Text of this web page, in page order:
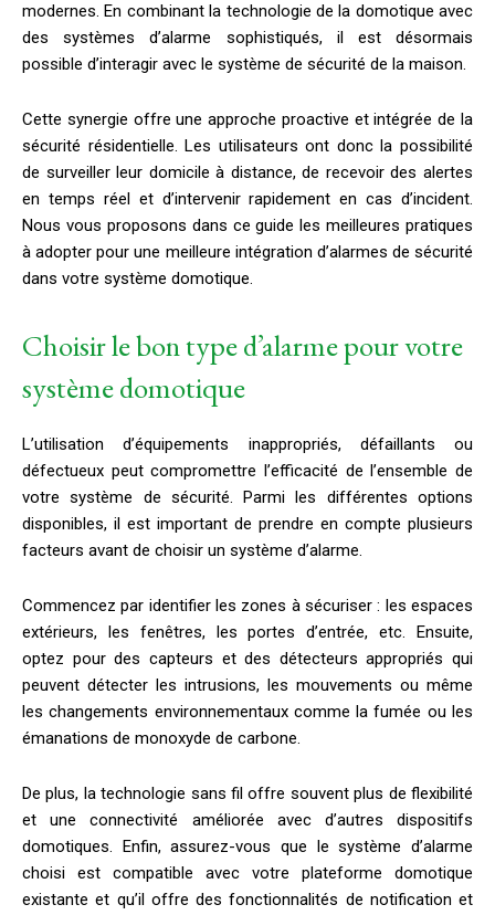
modernes. En combinant la technologie de la domotique avec
des systèmes d’alarme sophistiqués, il est désormais
possible d’interagir avec le système de sécurité de la maison.
Cette synergie offre une approche proactive et intégrée de la
sécurité résidentielle. Les utilisateurs ont donc la possibilité
de surveiller leur domicile à distance, de recevoir des alertes
en temps réel et d’intervenir rapidement en cas d’incident.
Nous vous proposons dans ce guide les meilleures pratiques
à adopter pour une meilleure intégration d’alarmes de sécurité
dans votre système domotique.
Choisir le bon type d’alarme pour votre
système domotique
L’utilisation d’équipements inappropriés, défaillants ou
défectueux peut compromettre l’efficacité de l’ensemble de
votre système de sécurité. Parmi les différentes options
disponibles, il est important de prendre en compte plusieurs
facteurs avant de choisir un système d’alarme.
Commencez par identifier les zones à sécuriser : les espaces
extérieurs, les fenêtres, les portes d’entrée, etc. Ensuite,
optez pour des capteurs et des détecteurs appropriés qui
peuvent détecter les intrusions, les mouvements ou même
les changements environnementaux comme la fumée ou les
émanations de monoxyde de carbone.
De plus, la technologie sans fil offre souvent plus de flexibilité
et une connectivité améliorée avec d’autres dispositifs
domotiques. Enfin, assurez-vous que le système d’alarme
choisi est compatible avec votre plateforme domotique
existante et qu’il offre des fonctionnalités de notification et